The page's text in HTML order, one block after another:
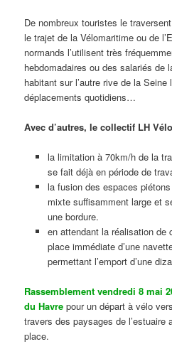
De nombreux touristes le
le trajet de la Vélomaritime ou de
normands l’utilisent très
hebdomadaires ou des salariés de
habitant sur l’autre rive de la Seine
déplacements quotidiens…
Avec d’autres, le collectif LH
la limitation à 70km/h de la
se fait déjà en période de
la fusion des espaces
mixte suffisamment large et
une bordure.
en attendant la réalisation
place immédiate d’une
permettant l’emport d’une
Rassemblement vendredi 8 mai
du Havre pour un départ à vélo
travers des paysages de l’estuaire
place.